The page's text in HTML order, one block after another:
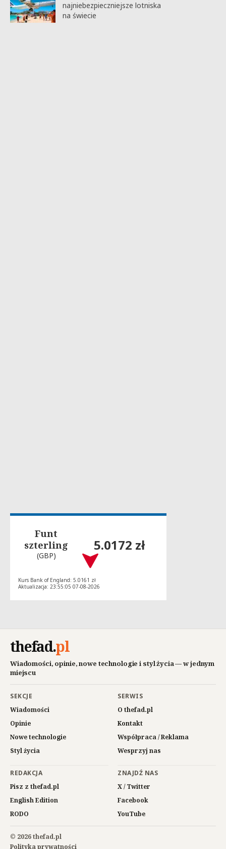
najniebezpieczniejsze lotniska
na świecie
Funt
szterling
(GBP)
5.0172 zł
Kurs Bank of England: 5.0161 zł
Aktualizacja: 23:55:05 07-08-2026
thefad.pl
Wiadomości, opinie, nowe technologie i styl życia — w jednym
miejscu
SEKCJE
Wiadomości
Opinie
Nowe technologie
Styl życia
SERWIS
O thefad.pl
Kontakt
Współpraca / Reklama
Wesprzyj nas
REDAKCJA
Pisz z thefad.pl
English Edition
RODO
ZNAJDŹ NAS
X / Twitter
Facebook
YouTube
© 2026 thefad.pl
Polityka prywatności